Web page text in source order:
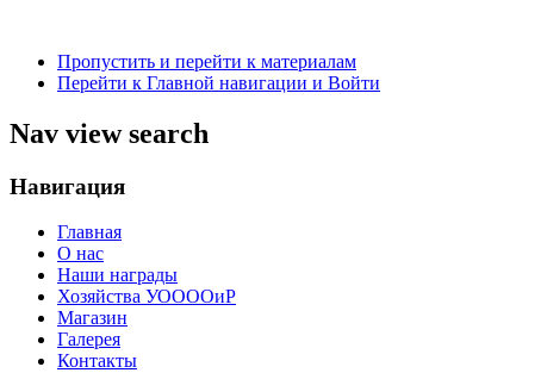
Пропустить и перейти к материалам
Перейти к Главной навигации и Войти
Nav view search
Навигация
Главная
О нас
Наши награды
Хозяйства УООООиР
Магазин
Галерея
Контакты